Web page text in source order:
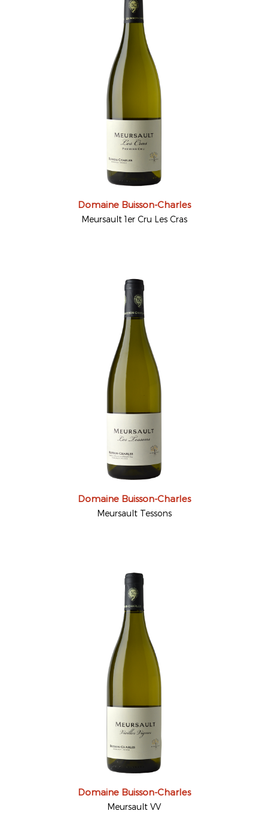
Domaine Buisson-Charles
Meursault 1er Cru Les Cras
Domaine Buisson-Charles
Meursault Tessons
Domaine Buisson-Charles
Meursault VV